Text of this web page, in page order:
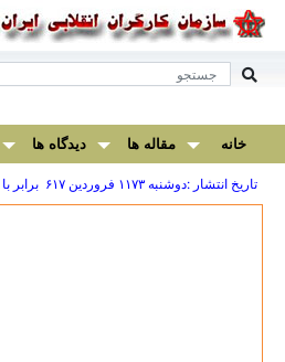
خانه مقاله ها دیدگاه ها
تاریخ انتشار :دوشنبه ۱۱۷۳ فروردين ۶۱۷ برابر با ۰۱ ژانويه ۰۰۰۱